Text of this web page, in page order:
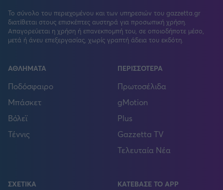
Το σύνολο του περιεχομένου και των υπηρεσιών του gazzetta.gr
διατίθεται στους επισκέπτες αυστηρά για προσωπική χρήση.
Απαγορεύεται η χρήση ή επανεκπομπή του, σε οποιοδήποτε μέσο,
μετά ή άνευ επεξεργασίας, χωρίς γραπτή άδεια του εκδότη.
ΑΘΛΗΜΑΤΑ
Ποδόσφαιρο
Μπάσκετ
Βόλεϊ
Τέννις
ΠΕΡΙΣΣΟΤΕΡΑ
Πρωτοσέλιδα
gMotion
Plus
Gazzetta TV
Τελευταία Νέα
ΣΧΕΤΙΚΑ ΚΑΤΕΒΑΣΕ ΤΟ APP